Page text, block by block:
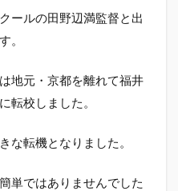
ールの田野辺満監督と出
。
地元・京都を離れて福井
転校しました。
な転機となりました。
単ではありませんでした